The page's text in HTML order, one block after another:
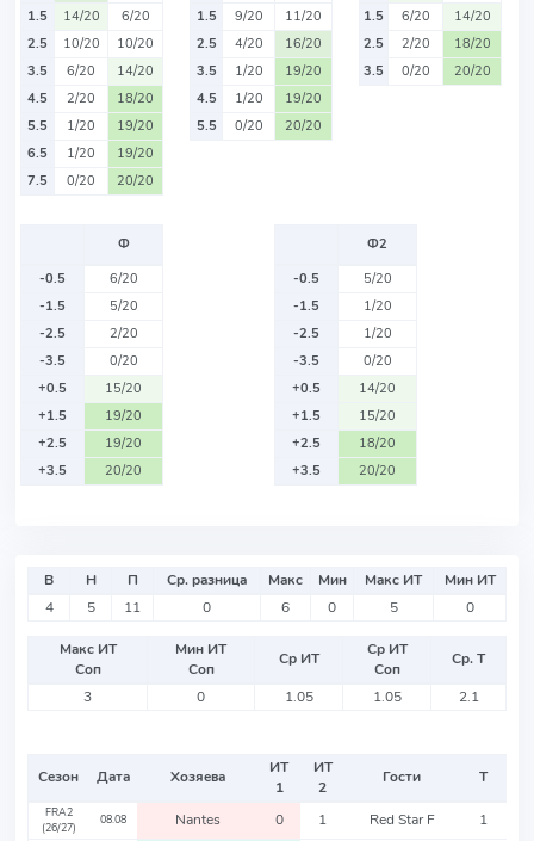
1.5
14/20
6/20
2.5
10/20
10/20
3.5
6/20
14/20
4.5
2/20
18/20
5.5
1/20
19/20
6.5
1/20
19/20
7.5
0/20 20/20
1.5
9/20
11/20
2.5
4/20
16/20
3.5
1/20
19/20
4.5
1/20
19/20
5.5
0/20 20/20
1.5
6/20
14/20
2.5
2/20
18/20
3.5
0/20 20/20
Ф
-0.5
6/20
-1.5
5/20
-2.5
2/20
-3.5
0/20
+0.5
15/20
+1.5
19/20
+2.5
19/20
+3.5
20/20
Ф2
-0.5
5/20
-1.5
1/20
-2.5
1/20
-3.5
0/20
+0.5
14/20
+1.5
15/20
+2.5
18/20
+3.5
20/20
В Н П Ср. разница Макс Мин Макс ИТ
Мин ИТ
4
5 11 0 6 0 5 0
Макс ИТ
Соп
Мин ИТ
Соп
Ср ИТ
Ср ИТ
Соп
Ср. Т
3
0 1.05 1.05 2.1
Сезон Дата Хозяева
ИТ
1
ИТ
2
Гости Т
FRA2
(26/27)
08.08 Nantes 0 1 Red Star F 1